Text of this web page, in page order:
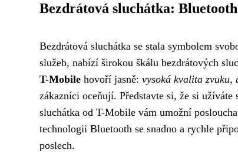
Bezdrátová sluchátka:
Bezdrátová sluchátka se stala symbolem
služeb, nabízí širokou škálu bezdrátových
T-Mobile hovoří jasně: vysoká kvalita zvuku,
zákazníci oceňují. Představte si, že si
sluchátka od T-Mobile vám umožní
technologii Bluetooth se snadno a rychle
poslech.